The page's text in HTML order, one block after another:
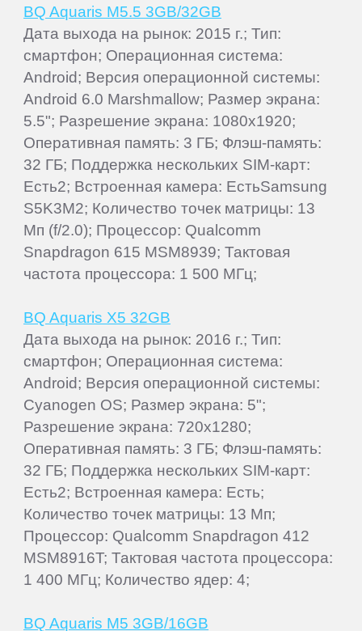
BQ Aquaris M5.5 3GB/32GB
Дата выхода на рынок: 2015 г.; Тип:
смартфон; Операционная система:
Android; Версия операционной системы:
Android 6.0 Marshmallow; Размер экрана:
5.5"; Разрешение экрана: 1080x1920;
Оперативная память: 3 ГБ; Флэш-память:
32 ГБ; Поддержка нескольких SIM-карт:
Есть2; Встроенная камера: ЕстьSamsung
S5K3M2; Количество точек матрицы: 13
Мп (f/2.0); Процессор: Qualcomm
Snapdragon 615 MSM8939; Тактовая
частота процессора: 1 500 МГц;
BQ Aquaris X5 32GB
Дата выхода на рынок: 2016 г.; Тип:
смартфон; Операционная система:
Android; Версия операционной системы:
Cyanogen OS; Размер экрана: 5";
Разрешение экрана: 720x1280;
Оперативная память: 3 ГБ; Флэш-память:
32 ГБ; Поддержка нескольких SIM-карт:
Есть2; Встроенная камера: Есть;
Количество точек матрицы: 13 Мп;
Процессор: Qualcomm Snapdragon 412
MSM8916T; Тактовая частота процессора:
1 400 МГц; Количество ядер: 4;
BQ Aquaris M5 3GB/16GB